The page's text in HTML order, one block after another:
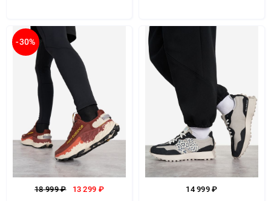
-30%
18 999 ₽ 13 299 ₽ 14 999 ₽